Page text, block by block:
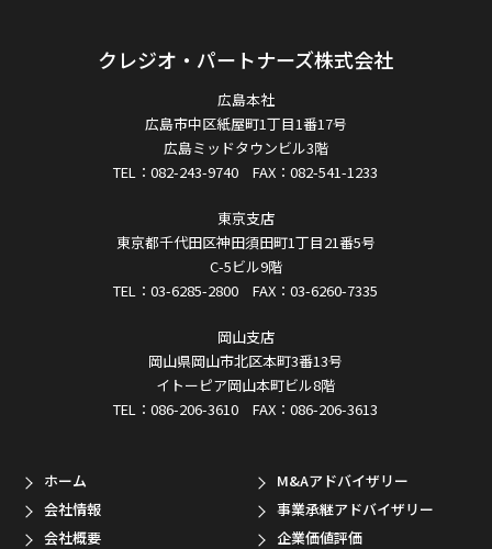
クレジオ・パートナーズ株式会社
広島本社
広島市中区紙屋町1丁目1番17号
広島ミッドタウンビル3階
TEL：082-243-9740 FAX：082-541-1233
東京支店
東京都千代田区神田須田町1丁目21番5号
C-5ビル9階
TEL：03-6285-2800 FAX：03-6260-7335
岡山支店
岡山県岡山市北区本町3番13号
イトーピア岡山本町ビル8階
TEL：086-206-3610 FAX：086-206-3613
ホーム
会社情報
会社概要
M&Aアドバイザリー
事業承継アドバイザリー
企業価値評価